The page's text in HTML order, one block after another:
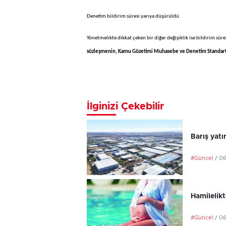
Denetim bildirim süresi yarıya düşürüldü
Yönetmelikte dikkat çeken bir diğer değişiklik ise bildirim
sözleşmenin, Kamu Gözetimi Muhasebe ve Denetim
İlginizi Çekebilir
Barış
#Güncel /
#Güncel /